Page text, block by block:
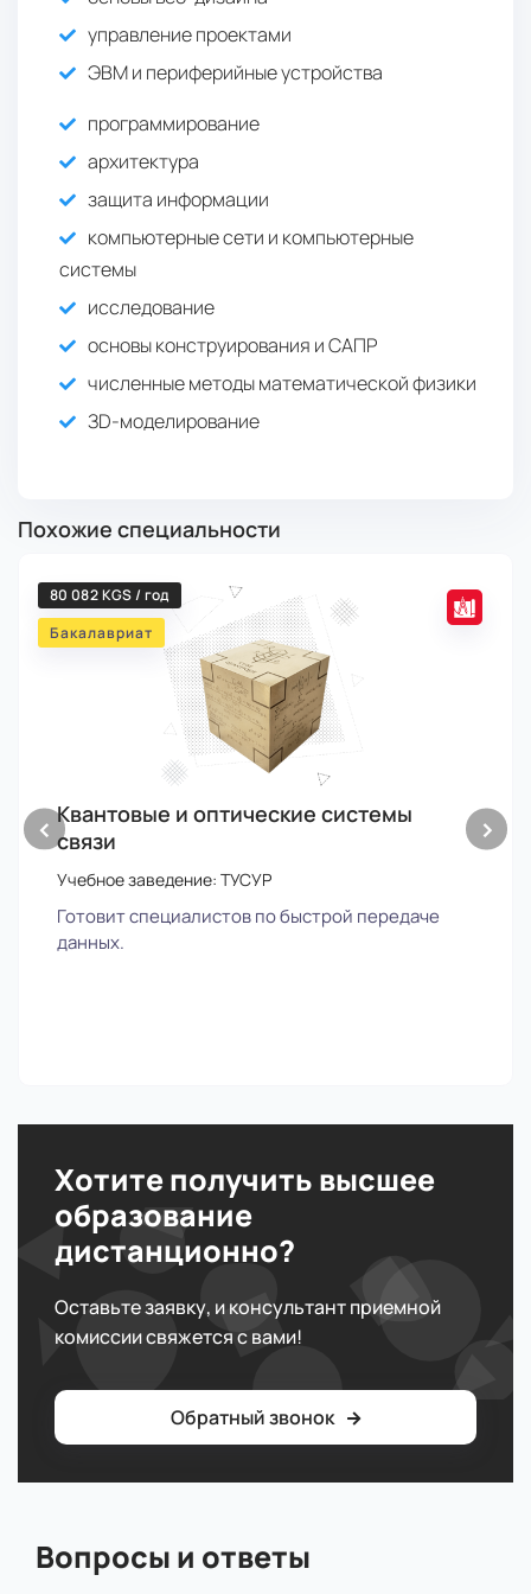
управление проектами
ЭВМ и периферийные устройства
программирование
архитектура
защита информации
компьютерные сети и компьютерные
системы
исследование
основы конструирования и САПР
численные методы математической физики
ЗD-моделирование
Похожие специальности
‹
80 082 KGS / год
Бакалавриат
Квантовые и оптические системы
связи
Учебное заведение: ТУСУР
Готовит специалистов по быстрой передаче
данных.
›
Хотите получить высшее
образование
дистанционно?
Оставьте заявку, и консультант приемной
комиссии свяжется с вами!
Обратный звонок
Вопросы и ответы